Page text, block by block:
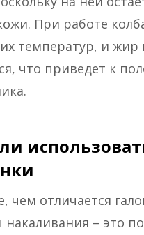
При работе
температур, и жир
что приведет к
чем отличается
накаливания – это